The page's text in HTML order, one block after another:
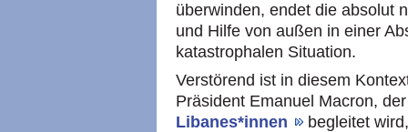
überwinden, endet die absolut
und Hilfe von außen in einer
katastrophalen Situation.
Verstörend ist in diesem
Präsident Emanuel Macron,
Libanes*innen
begleitet